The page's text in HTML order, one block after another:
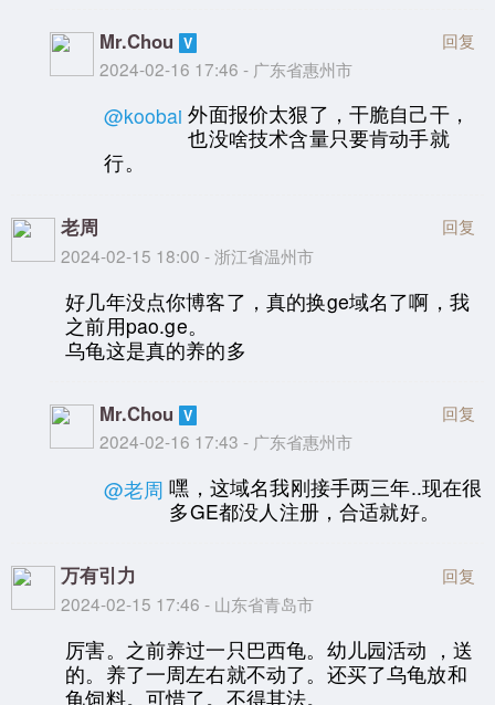
Mr.Chou
2024-02-16 17:46 - 广东省惠州市
回复
@koobai 外面报价太狠了，干脆自己干，
也没啥技术含量只要肯动手就
行。
老周
2024-02-15 18:00 - 浙江省温州市
回复
好几年没点你博客了，真的换ge域名了啊，我
之前用pao.ge。
乌龟这是真的养的多
Mr.Chou
2024-02-16 17:43 - 广东省惠州市
回复
@老周 嘿，这域名我刚接手两三年..现在很
多GE都没人注册，合适就好。
万有引力
2024-02-15 17:46 - 山东省青岛市
回复
厉害。之前养过一只巴西龟。幼儿园活动 ，送
的。养了一周左右就不动了。还买了乌龟放和
龟饲料。可惜了。不得其法。